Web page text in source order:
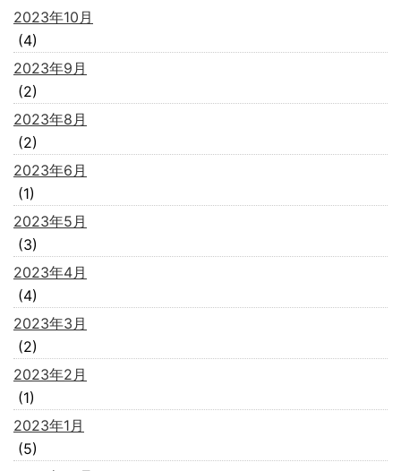
2023年10月
(4)
2023年9月
(2)
2023年8月
(2)
2023年6月
(1)
2023年5月
(3)
2023年4月
(4)
2023年3月
(2)
2023年2月
(1)
2023年1月
(5)